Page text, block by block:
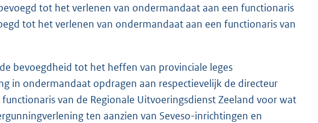
tot het verlenen van ondermandaat aan een functionaris
tot het verlenen van ondermandaat aan een functionaris van
bevoegdheid tot het heffen van provinciale leges
in ondermandaat opdragen aan respectievelijk de directeur
van de Regionale Uitvoeringsdienst Zeeland voor wat
ten aanzien van Seveso-inrichtingen en